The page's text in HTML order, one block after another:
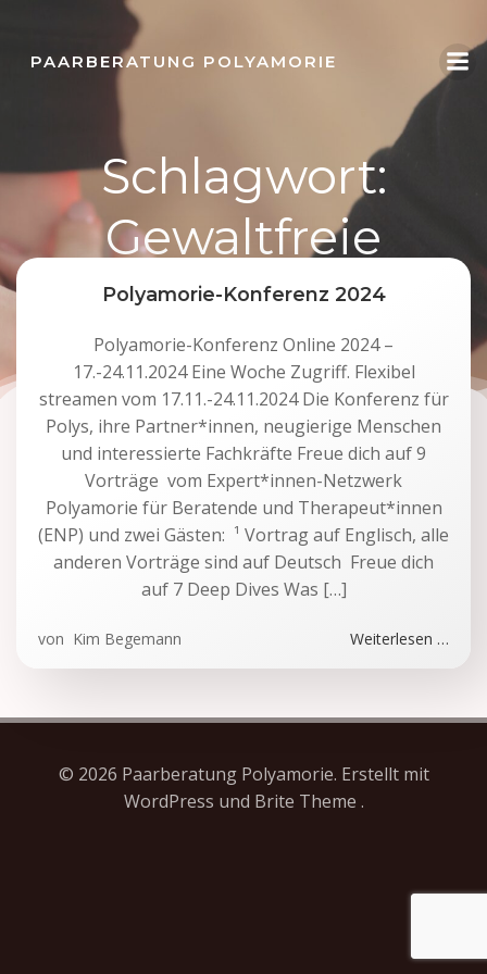
springen
PAARBERATUNG POLYAMORIE
Schlagwort:
Gewaltfreie
Kommunikation
Polyamorie-Konferenz 2024
Polyamorie-Konferenz Online 2024 –
17.-24.11.2024 Eine Woche Zugriff. Flexibel
streamen vom 17.11.-24.11.2024 Die Konferenz für
Polys, ihre Partner*innen, neugierige Menschen
und interessierte Fachkräfte Freue dich auf 9
Vorträge vom Expert*innen-Netzwerk
Polyamorie für Beratende und Therapeut*innen
(ENP) und zwei Gästen: ¹ Vortrag auf Englisch, alle
anderen Vorträge sind auf Deutsch Freue dich
auf 7 Deep Dives Was […]
von Kim Begemann Weiterlesen …
© 2026 Paarberatung Polyamorie. Erstellt mit
WordPress und Brite Theme .